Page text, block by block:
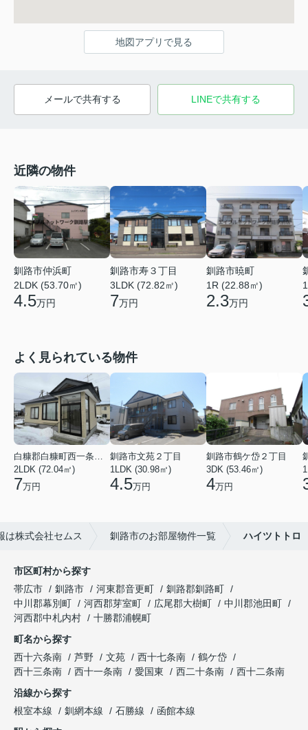
地図アプリで見る
メールで共有する LINEで共有する
近隣の物件
釧路市仲浜町
2LDK (53.70㎡)
4.5万円
釧路市寿３丁目
3LDK (72.82㎡)
7万円
釧路市暁町
1R (22.88㎡)
2.3万円
よく見られている物件
白糠郡白糠町西一条南４丁目
2LDK (72.04㎡)
7万円
釧路市文苑２丁目
1LDK (30.98㎡)
4.5万円
釧路市鶴ケ岱２丁目
3DK (53.46㎡)
4万円
は株式会社セムス 釧路市のお部屋物件一覧 ハイツトトロ
市区町村から探す
帯広市
釧路市 河東郡音更町
釧路郡釧路町
中川郡幕別町
河西郡芽室町 広尾郡大樹町
中川郡池田町
河西郡中札内村
十勝郡浦幌町
町名から探す
西十六条南
芦野 文苑 西十七条南
鶴ケ岱
西十三条南
西十一条南 愛国東 西二十条南
西十二条南
沿線から探す
根室本線
釧網本線 石勝線
函館本線